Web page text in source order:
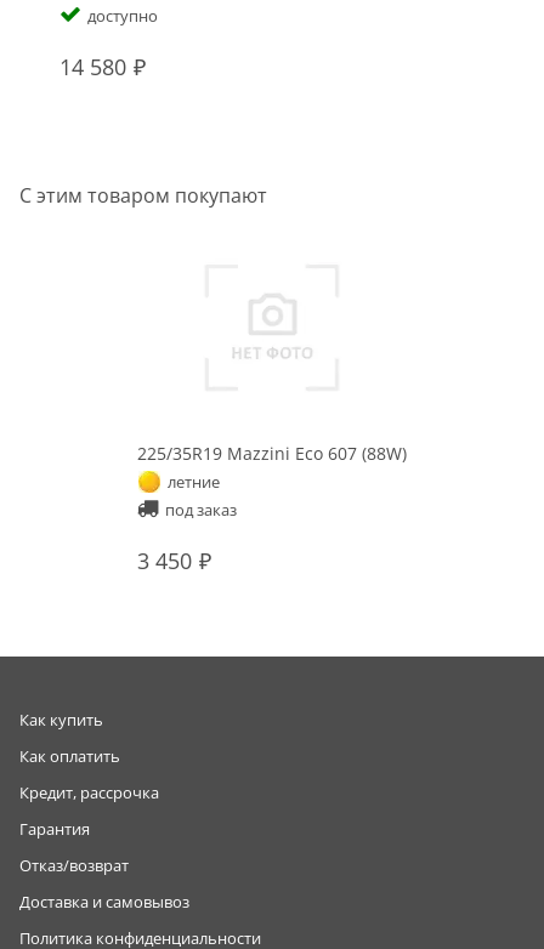
доступно
14 580
С этим товаром покупают
225/35R19 Mazzini Eco 607 (88W)
летние
под заказ
3 450
Как купить
Как оплатить
Кредит, рассрочка
Гарантия
Отказ/возврат
Доставка и самовывоз
Политика конфиденциальности